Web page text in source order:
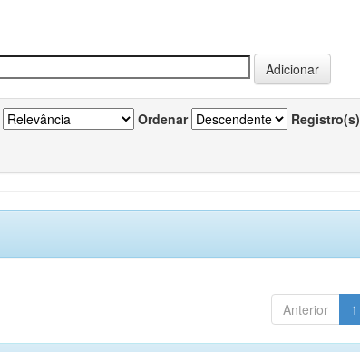
Ordenar Registro(s)
Anterior 1